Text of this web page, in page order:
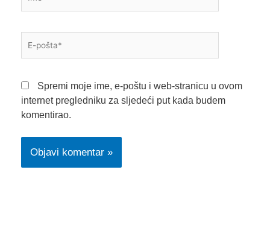
pošta*
Spremi moje ime, e-poštu i web-stranicu u ovom
internet pregledniku za sljedeći put kada budem
komentirao.